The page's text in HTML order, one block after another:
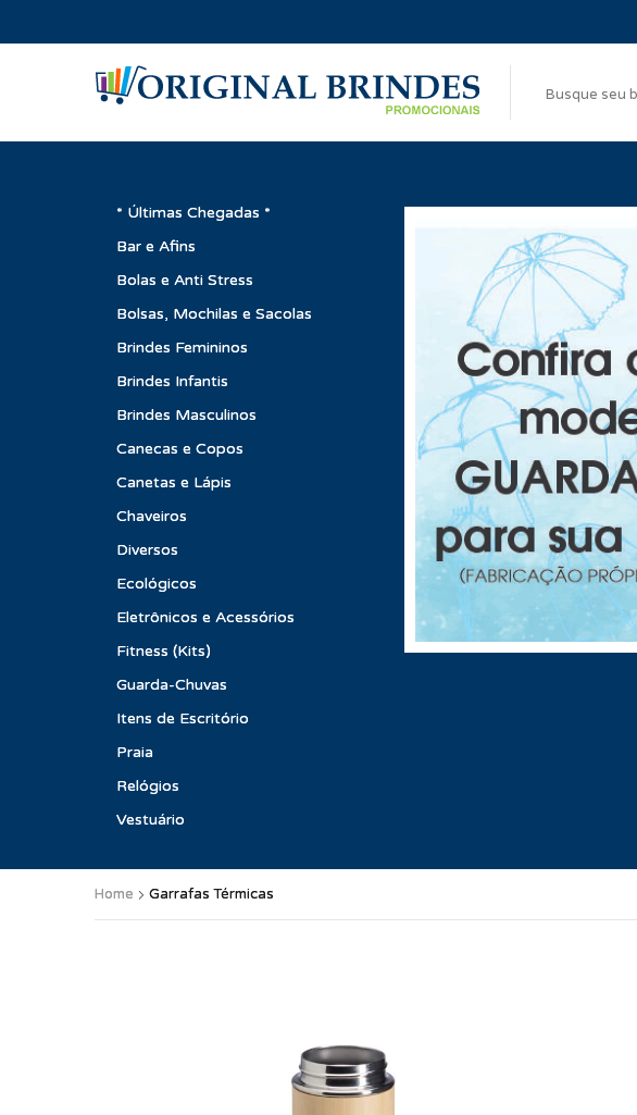
* Últimas Chegadas *
Bar e Afins
Bolas e Anti Stress
Bolsas, Mochilas e Sacolas
Brindes Femininos
Brindes Infantis
Brindes Masculinos
Canecas e Copos
Canetas e Lápis
Chaveiros
Diversos
Ecológicos
Eletrônicos e Acessórios
Fitness (Kits)
Guarda-Chuvas
Itens de Escritório
Praia
Relógios
Vestuário
Home Garrafas Térmicas